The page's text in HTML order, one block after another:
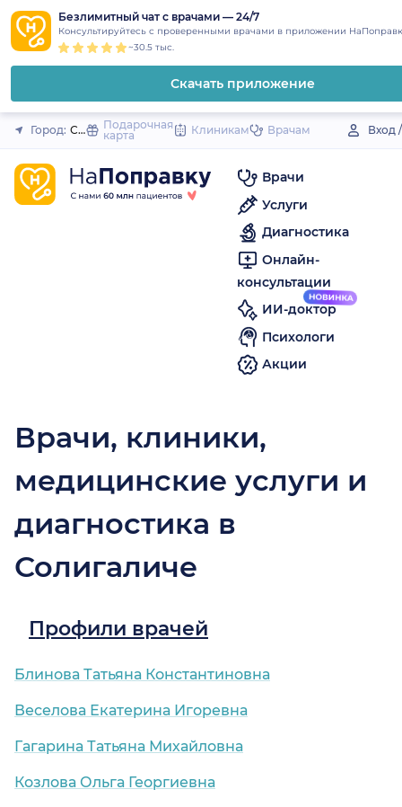
to
content
Безлимитный чат с врачами — 24/7
Консультируйтесь с проверенными врачами в приложении
~30.5 тыс.
Скачать приложение
Закрыть
Город: СолигаличПодарочная
карта
Клиникам Врачам Вход
Врачи
Услуги
Диагностика
Онлайн-
консультации
ИИ-доктор
Психологи
Акции
Врачи, клиники,
медицинские услуги и
диагностика в
Солигаличе
Профили врачей
Блинова Татьяна Константиновна
Веселова Екатерина Игоревна
Гагарина Татьяна Михайловна
Козлова Ольга Георгиевна